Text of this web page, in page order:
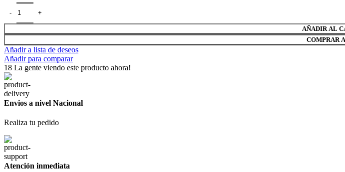
Ovafem Ampolla LHA cantidad
AÑADIR AL
COMPRAR
Añadir a lista de deseos
Añadir para comparar
18 La gente viendo este producto ahora!
Envios a nivel Nacional
Realiza tu pedido
Atención inmediata